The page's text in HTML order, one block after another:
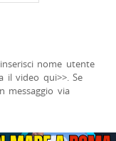
nome utente
il video qui>>. Se
messaggio via